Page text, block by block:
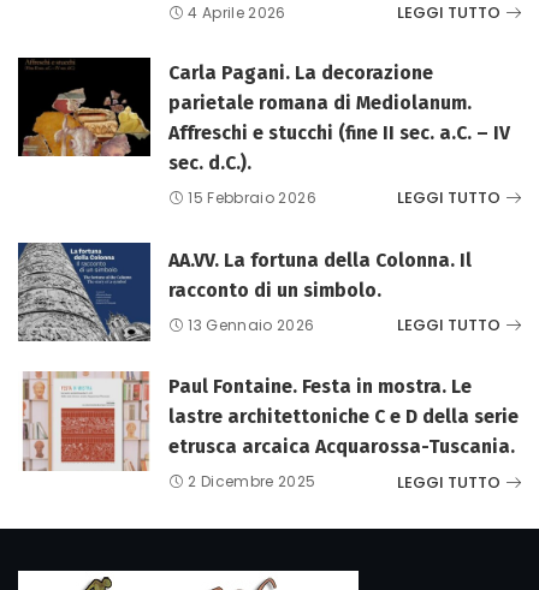
4 Aprile 2026 LEGGI TUTTO
Carla Pagani. La decorazione
parietale romana di Mediolanum.
Affreschi e stucchi (fine II sec. a.C. – IV
sec. d.C.).
15 Febbraio 2026 LEGGI TUTTO
AA.VV. La fortuna della Colonna. Il
racconto di un simbolo.
13 Gennaio 2026 LEGGI TUTTO
Paul Fontaine. Festa in mostra. Le
lastre architettoniche C e D della serie
etrusca arcaica Acquarossa-Tuscania.
2 Dicembre 2025 LEGGI TUTTO